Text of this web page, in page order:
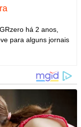
há 2 anos,
para alguns jornais